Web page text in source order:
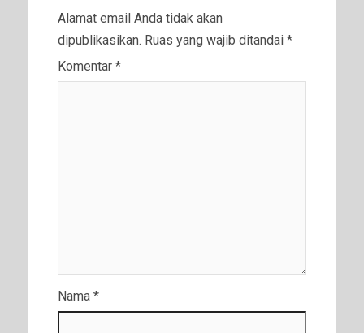
Alamat email Anda tidak akan
dipublikasikan. Ruas yang wajib ditandai *
Komentar *
Nama *